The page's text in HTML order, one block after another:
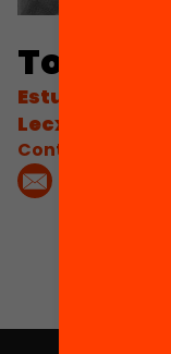
Toni
Estudiante
Lecxit
Contacta'm: